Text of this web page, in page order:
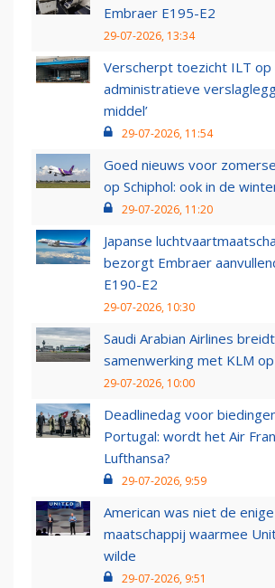
Embraer E195-E2
29-07-2026, 13:34
Verscherpt toezicht ILT op
administratieve
middel’
29-07-2026, 11:54
Goed nieuws voor
op Schiphol: ook in de
29-07-2026, 11:20
Japanse
bezorgt Embraer
E190-E2
29-07-2026, 10:30
Saudi Arabian Airlines breidt
samenwerking met KLM
29-07-2026, 10:00
Deadlinedag voor
Portugal: wordt het Air
Lufthansa?
29-07-2026, 9:59
American was niet de
maatschappij waarmee
wilde
29-07-2026, 9:51